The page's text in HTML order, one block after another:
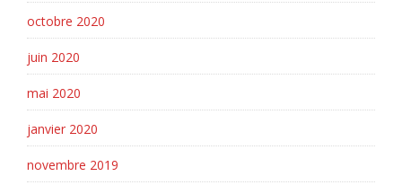
octobre 2020
juin 2020
mai 2020
janvier 2020
novembre 2019